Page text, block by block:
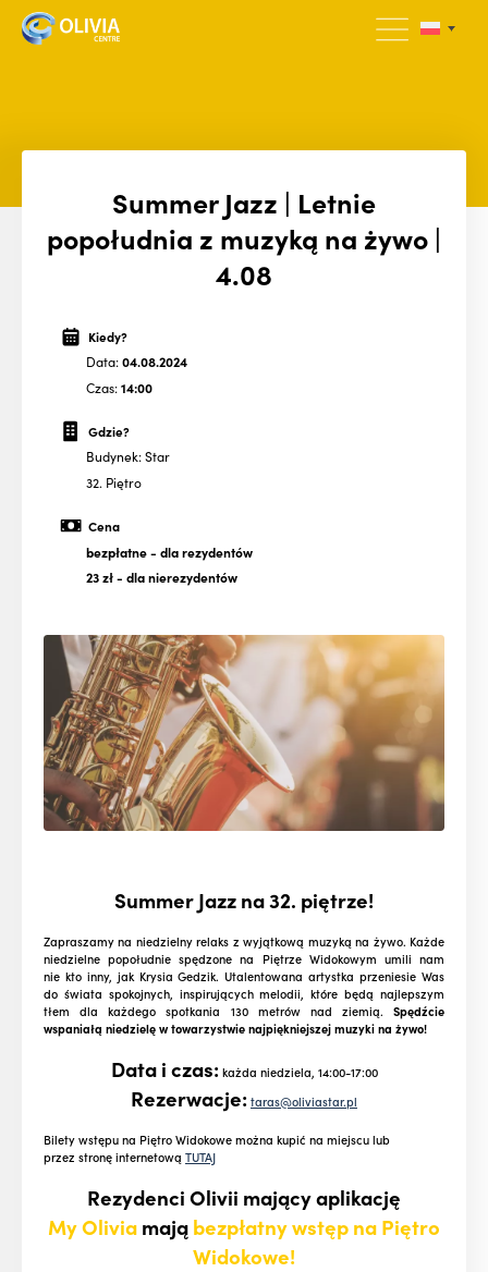
Summer Jazz | Letnie
popołudnia z muzyką na żywo |
4.08
Kiedy?
Data:04.08.2024
Czas:14:00
Gdzie?
Budynek: Star
32. Piętro
Cena
bezpłatne- dla rezydentów
23 zł- dla nierezydentów
Summer Jazz na 32. piętrze!
Zapraszamy na niedzielny relaks z wyjątkową muzyką na żywo. Każde
niedzielne popołudnie spędzone na Piętrze Widokowym umili nam
nie kto inny, jak Krysia Gedzik. Utalentowana artystka przeniesie Was
do świata spokojnych, inspirujących melodii, które będą najlepszym
tłem dla każdego spotkania 130 metrów nad ziemią. Spędźcie
wspaniałą niedzielę w towarzystwie najpiękniejszej muzyki na żywo!
Data i czas: każda niedziela, 14:00-17:00
Rezerwacje: taras@oliviastar.pl
Bilety wstępu na Piętro Widokowe można kupić na miejscu lub
przez stronę internetową TUTAJ
Rezydenci Olivii mający aplikację
My Oliviamająbezpłatny wstęp na Piętro
Widokowe!